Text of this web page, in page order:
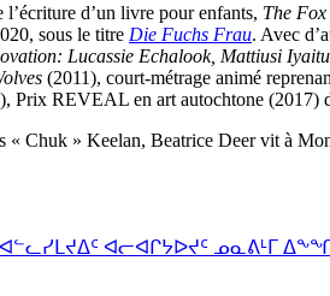
l’écriture d’un livre pour enfants, The Fox
sous le titre Die Fuchs Frau. Avec
Lucassie Echalook, Mattiusi
(2011), court-métrage animé
Prix REVEAL en art autochtone (2017)
« Chuk » Keelan, Beatrice Deer vit à
ᐊᓕᐊᒋᔭᐅᔪᑦ ᓄᓇᕕᒻᒥ ᐃᖕᖏᕈᓰᑦ. A